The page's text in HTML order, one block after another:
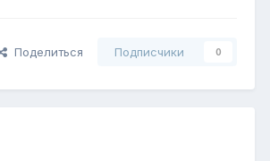
Поделиться Подписчики 0